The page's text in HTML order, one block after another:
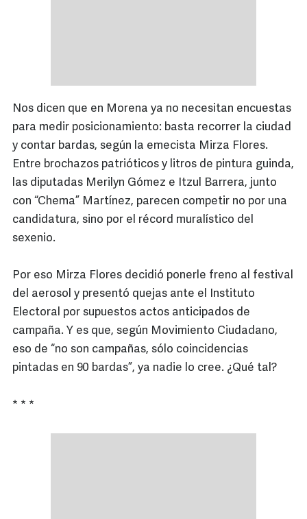
Nos dicen que en Morena ya no necesitan encuestas
para medir posicionamiento: basta recorrer la ciudad
y contar bardas, según la emecista Mirza Flores.
Entre brochazos patrióticos y litros de pintura guinda,
las diputadas Merilyn Gómez e Itzul Barrera, junto
con “Chema” Martínez, parecen competir no por una
candidatura, sino por el récord muralístico del
sexenio.
Por eso Mirza Flores decidió ponerle freno al festival
del aerosol y presentó quejas ante el Instituto
Electoral por supuestos actos anticipados de
campaña. Y es que, según Movimiento Ciudadano,
eso de “no son campañas, sólo coincidencias
pintadas en 90 bardas”, ya nadie lo cree. ¿Qué tal?
* * *